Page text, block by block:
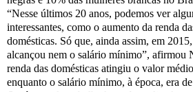
“Nesse últimos 20 anos, podemos ver
interessantes, como o aumento da renda
domésticas. Só que, ainda assim, em
alcançou nem o salário mínimo”, afirmou
renda das domésticas atingiu o valor
enquanto o salário mínimo, à época, era